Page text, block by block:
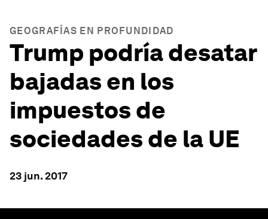
GEOGRAFÍAS EN PROFUNDIDAD
Trump podría desatar
bajadas en los
impuestos de
sociedades de la UE
23 jun. 2017